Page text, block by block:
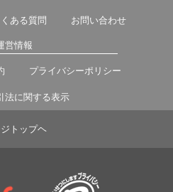
ある質問 お問い合わせ
営情報
プライバシーポリシー
法に関する表示
トップヘ